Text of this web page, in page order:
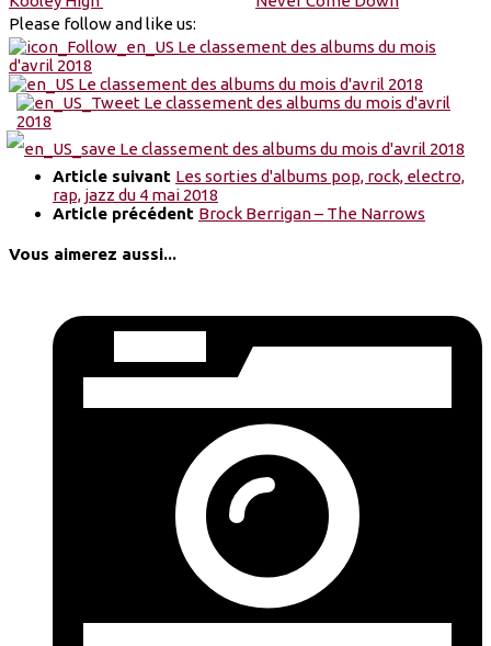
Please follow and like us:
Article suivant Les sorties d'albums pop, rock, electro,
rap, jazz du 4 mai 2018
Article précédent Brock Berrigan – The Narrows
Vous aimerez aussi...